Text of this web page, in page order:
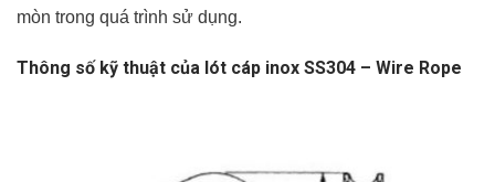
mòn trong quá trình sử dụng.
Thông số kỹ thuật của lót cáp inox SS304 – Wire Rope